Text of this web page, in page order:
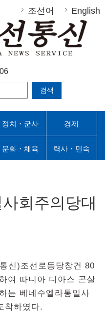
조선어 English
검색
정치・군사 경제
문화・체육 력사・민속
회주의당대
신)조선로동당창건 80
여 따니아 디아스 곤살
는 베네수엘라통일사
착하였다.